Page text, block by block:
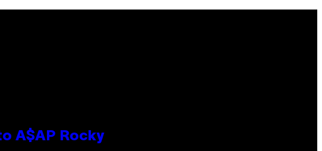
A$AP Rocky